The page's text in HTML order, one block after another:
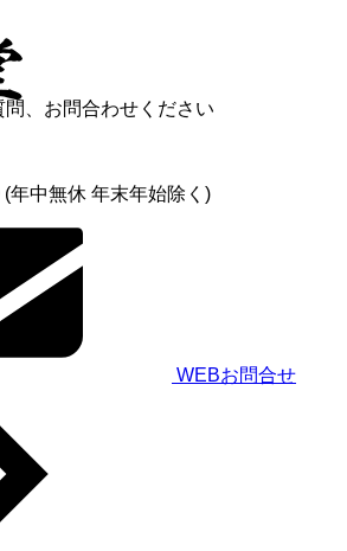
、お問合わせください
年中無休 年末年始除く)
WEBお問合せ